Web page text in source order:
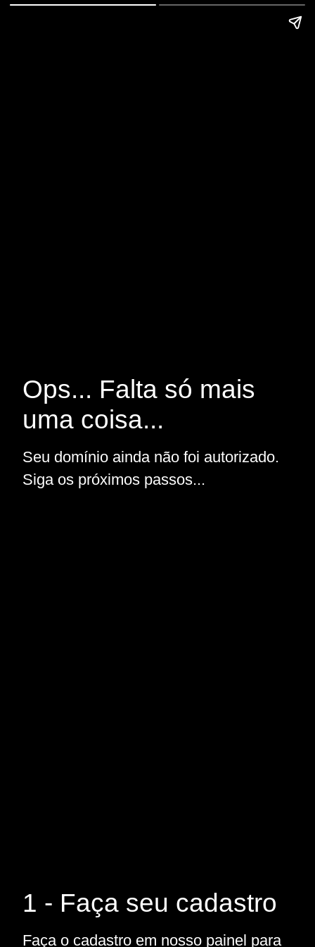
Ops... Falta só mais
uma coisa...
Seu domínio ainda não foi autorizado.
Siga os próximos passos...
1 - Faça seu cadastro
Faça o cadastro em nosso painel para